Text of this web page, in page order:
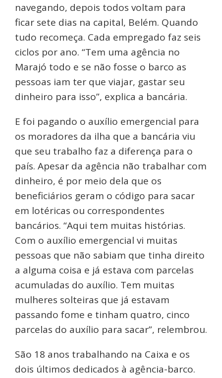
navegando, depois todos voltam para
ficar sete dias na capital, Belém. Quando
tudo recomeça. Cada empregado faz seis
ciclos por ano. “Tem uma agência no
Marajó todo e se não fosse o barco as
pessoas iam ter que viajar, gastar seu
dinheiro para isso”, explica a bancária.
E foi pagando o auxílio emergencial para
os moradores da ilha que a bancária viu
que seu trabalho faz a diferença para o
país. Apesar da agência não trabalhar com
dinheiro, é por meio dela que os
beneficiários geram o código para sacar
em lotéricas ou correspondentes
bancários. “Aqui tem muitas histórias.
Com o auxílio emergencial vi muitas
pessoas que não sabiam que tinha direito
a alguma coisa e já estava com parcelas
acumuladas do auxílio. Tem muitas
mulheres solteiras que já estavam
passando fome e tinham quatro, cinco
parcelas do auxílio para sacar”, relembrou.
São 18 anos trabalhando na Caixa e os
dois últimos dedicados à agência-barco.